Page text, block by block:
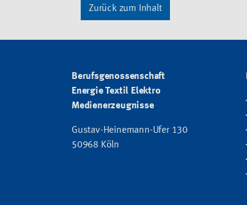
Zurück zum Inhalt
Berufsgenossenschaft
Energie Textil Elektro
Medienerzeugnisse
Gustav-Heinemann-Ufer 130
50968 Köln